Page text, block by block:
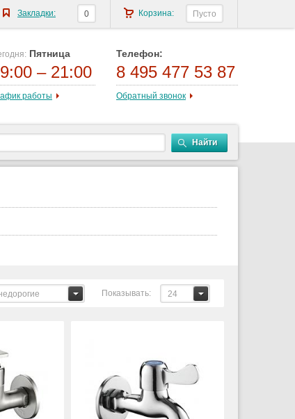
Пятница
– 21:00
работы
Телефон:
8 495 477 53 87
Обратный звонок
Найти
Показывать: 24
Корзина: Пусто
Закладки: 0